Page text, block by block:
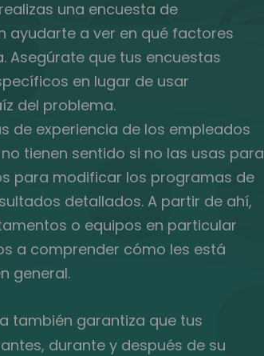
una encuesta de
ayudarte a ver en qué factores
Asegúrate que tus encuestas
en lugar de usar
del problema.
de experiencia de los empleados
tienen sentido si no las usas para
para modificar los programas de
detallados. A partir de ahí,
o equipos en particular
a comprender cómo les está
general.
también garantiza que tus
durante y después de su